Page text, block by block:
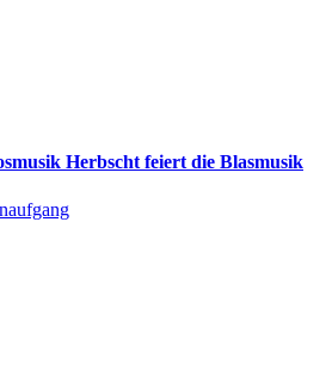
Herbscht feiert die Blasmusik